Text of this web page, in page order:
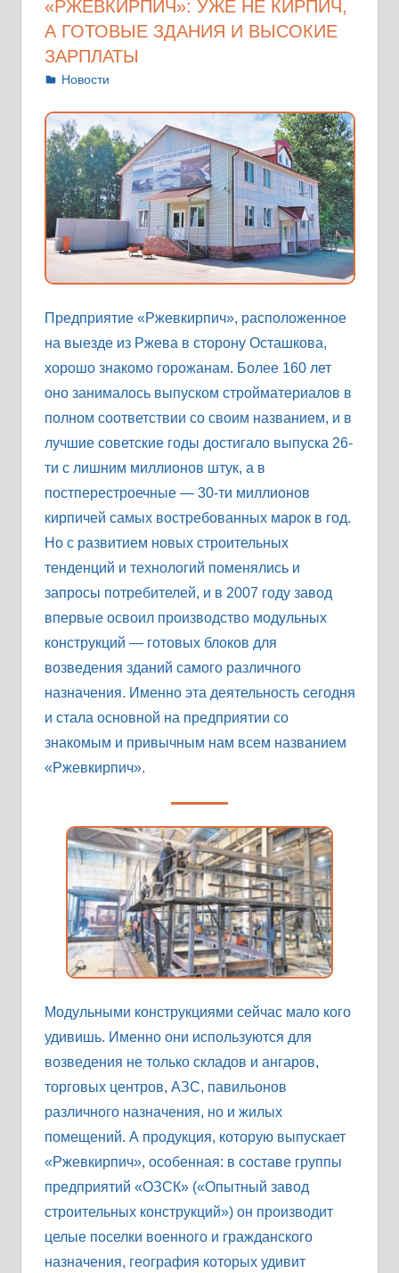
«РЖЕВКИРПИЧ»: УЖЕ НЕ КИРПИЧ,
А ГОТОВЫЕ ЗДАНИЯ И ВЫСОКИЕ
ЗАРПЛАТЫ
15.07.2022
Антонина
Новости
Предприятие «Ржевкирпич», расположенное
на выезде из Ржева в сторону Осташкова,
хорошо знакомо горожанам. Более 160 лет
оно занималось выпуском стройматериалов в
полном соответствии со своим названием, и в
лучшие советские годы достигало выпуска 26-
ти с лишним миллионов штук, а в
постперестроечные — 30-ти миллионов
кирпичей самых востребованных марок в год.
Но с развитием новых строительных
тенденций и технологий поменялись и
запросы потребителей, и в 2007 году завод
впервые освоил производство модульных
конструкций — готовых блоков для
возведения зданий самого различного
назначения. Именно эта деятельность сегодня
и стала основной на предприятии со
знакомым и привычным нам всем названием
«Ржевкирпич».
Модульными конструкциями сейчас мало кого
удивишь. Именно они используются для
возведения не только складов и ангаров,
торговых центров, АЗС, павильонов
различного назначения, но и жилых
помещений. А продукция, которую выпускает
«Ржевкирпич», особенная: в составе группы
предприятий «ОЗСК» («Опытный завод
строительных конструкций») он производит
целые поселки военного и гражданского
назначения, география которых удивит